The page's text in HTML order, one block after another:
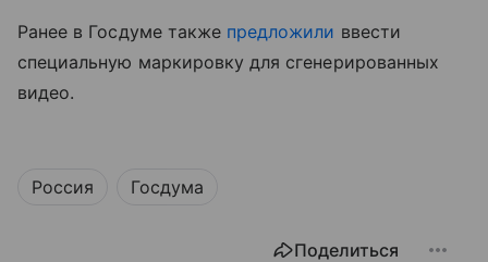
Ранее в Госдуме также предложили ввести
специальную маркировку для сгенерированных
видео.
Россия Госдума
Поделиться